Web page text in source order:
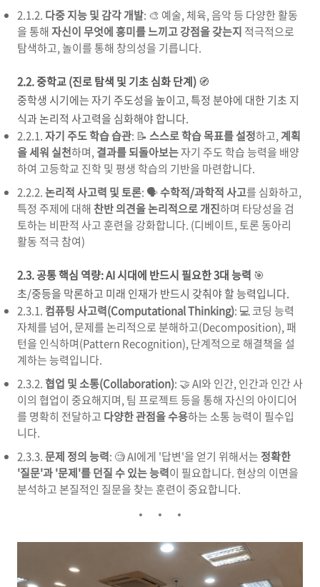
2.1.2. 다중 지능 및 감각 개발: 🎨 예술, 체육, 음악 등 다양한 활동
을 통해자신이 무엇에 흥미를 느끼고 강점을 갖는지 적극적으로
탐색하고, 놀이를 통해 창의성을 기릅니다.
2.2. 중학교 (진로 탐색 및 기초 심화 단계) 🧭
중학생 시기에는 자기 주도성을 높이고, 특정 분야에 대한 기초 지
식과 논리적 사고력을 심화해야 합니다.
2.2.1.자기 주도 학습 습관: 📝 스스로 학습 목표를 설정하고, 계획
을 세워 실천하며, 결과를 되돌아보는자기 주도 학습 능력을 배양
하여 고등학교 진학 및 평생 학습의 기반을 마련합니다.
2.2.2.논리적 사고력 및 토론: 🗣️수학적/과학적 사고를 심화하고,
특정 주제에 대해 찬반 의견을 논리적으로 개진하며 타당성을 검
토하는 비판적 사고 훈련을 강화합니다. (디베이트, 토론 동아리
활동 적극 참여)
2.3. 공통 핵심 역량: AI 시대에 반드시 필요한 3대 능력 🎯
초/중등을 막론하고 미래 인재가 반드시 갖춰야 할 능력입니다.
2.3.1. 컴퓨팅 사고력(Computational Thinking): 💻 코딩 능력
자체를 넘어, 문제를 논리적으로 분해하고(Decomposition), 패
턴을 인식하며(Pattern Recognition), 단계적으로 해결책을 설
계하는 능력입니다.
2.3.2.협업 및 소통(Collaboration): 🤝 AI와 인간, 인간과 인간 사
이의 협업이 중요해지며, 팀 프로젝트 등을 통해 자신의 아이디어
를 명확히 전달하고 다양한 관점을 수용하는 소통 능력이 필수입
니다.
2.3.3.문제 정의 능력: 🧐 AI에게 '답변'을 얻기 위해서는 정확한
'질문'과 '문제'를 던질 수 있는 능력이 필요합니다. 현상의 이면을
분석하고 본질적인 질문을 찾는 훈련이 중요합니다.